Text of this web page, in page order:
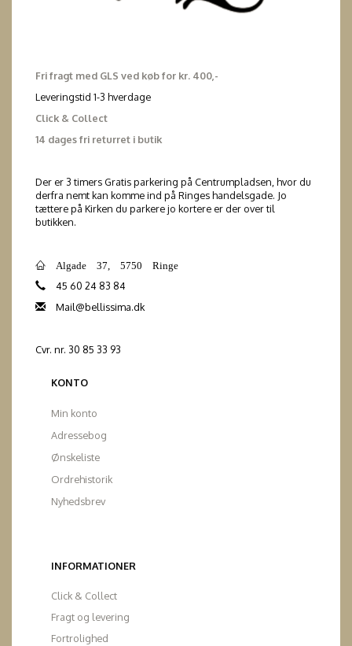
Fri fragt med GLS ved køb for kr. 400,-
Leveringstid 1-3 hverdage
Click & Collect
14 dages fri returret i butik
Der er 3 timers Gratis parkering på Centrumpladsen, hvor du
derfra nemt kan komme ind på Ringes handelsgade. Jo
tættere på Kirken du parkere jo kortere er der over til
butikken.
Algade 37, 5750 Ringe
45 60 24 83 84
Mail@bellissima.dk
Cvr. nr. 30 85 33 93
KONTO
Min konto
Adressebog
Ønskeliste
Ordrehistorik
Nyhedsbrev
INFORMATIONER
Click & Collect
Fragt og levering
Fortrolighed